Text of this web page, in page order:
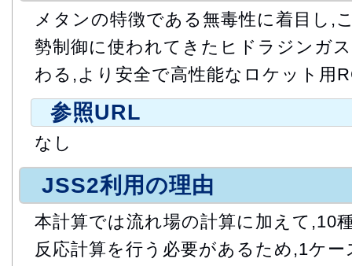
メタンの特徴である無毒性に着目し,
勢制御に使われてきたヒドラジンガ
わる,より安全で高性能なロケット用
参照URL
なし
JSS2利用の理由
本計算では流れ場の計算に加えて,10
反応計算を行う必要があるため,1ケ